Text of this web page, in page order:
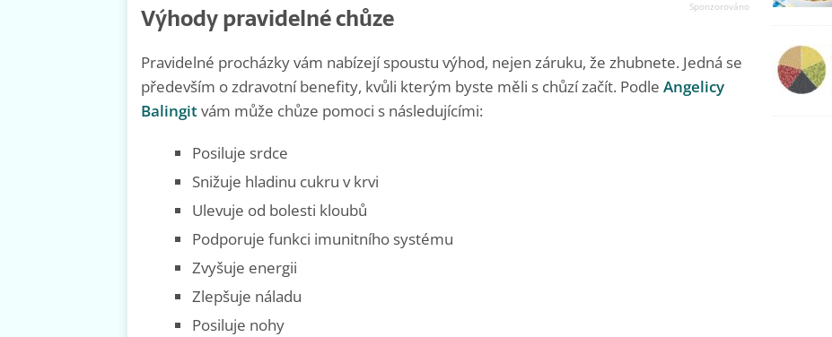
Výhody pravidelné chůze
Pravidelné procházky vám nabízejí spoustu výhod, nejen záruku, že zhubnete. Jedná se
především o zdravotní benefity, kvůli kterým byste měli s chůzí začít. Podle Angelicy
Balingitvám může chůze pomoci s následujícími:
Posiluje srdce
Snižuje hladinu cukru v krvi
Ulevuje od bolesti kloubů
Podporuje funkci imunitního systému
Zvyšuje energii
Zlepšuje náladu
Posiluje nohy